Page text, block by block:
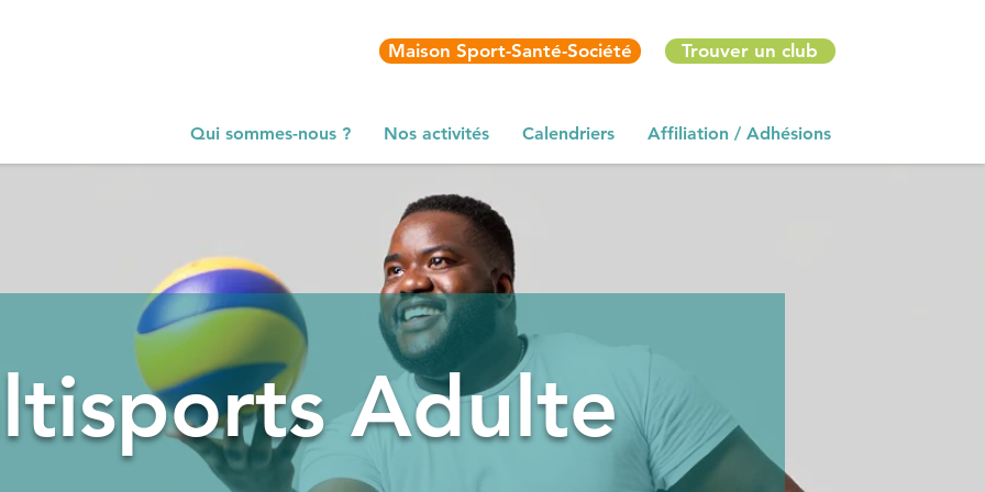
Maison Sport-Santé-Société Trouver un club
Qui sommes-nous ? Nos activités Calendriers Affiliation / Adhésions
Adulte